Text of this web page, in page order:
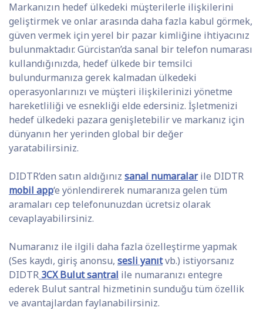
Markanızın hedef ülkedeki müşterilerle ilişkilerini
geliştirmek ve onlar arasında daha fazla kabul görmek,
güven vermek için yerel bir pazar kimliğine ihtiyacınız
bulunmaktadır. Gürcistan’da sanal bir telefon numarası
kullandığınızda, hedef ülkede bir temsilci
bulundurmanıza gerek kalmadan ülkedeki
operasyonlarınızı ve müşteri ilişkilerinizi yönetme
hareketliliği ve esnekliği elde edersiniz. İşletmenizi
hedef ülkedeki pazara genişletebilir ve markanız için
dünyanın her yerinden global bir değer
yaratabilirsiniz.
DIDTR’den satın aldığınız sanal numaralarile DIDTR
mobil app‘e yönlendirerek numaranıza gelen tüm
aramaları cep telefonunuzdan ücretsiz olarak
cevaplayabilirsiniz.
Numaranız ile ilgili daha fazla özelleştirme yapmak
(Ses kaydı, giriş anonsu, sesli yanıtvb.) istiyorsanız
DIDTR 3CX Bulut santral ile numaranızı entegre
ederek Bulut santral hizmetinin sunduğu tüm özellik
ve avantajlardan faylanabilirsiniz.